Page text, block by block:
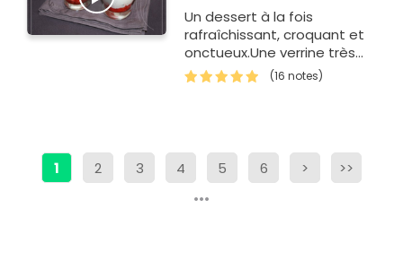
Un dessert à la fois
rafraîchissant, croquant et
onctueux.Une verrine très
facile à réaliser et idéale
pour les beaux jours.
(16 notes)
1 2 3 4 5 6 > >>